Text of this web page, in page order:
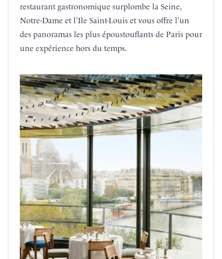
restaurant gastronomique surplombe la Seine,
Notre-Dame et l’Ile Saint-Louis et vous offre l’un
des panoramas les plus époustouflants de Paris pour
une expérience hors du temps.